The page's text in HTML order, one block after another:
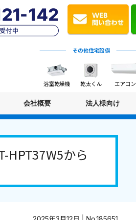
その他住宅設備
浴室乾燥機 乾太くん エアコン
会社概要 法人様向け
HPT37W5から